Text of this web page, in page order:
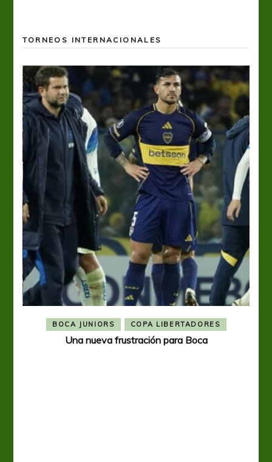
TORNEOS INTERNACIONALES
BOCA JUNIORS COPA LIBERTADORES
Una nueva frustración para Boca